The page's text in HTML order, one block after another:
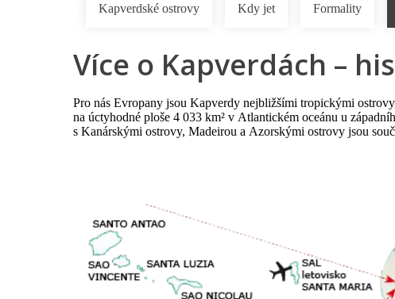
Kapverdské ostrovy Kdy jet Formality
Více o Kapverdách –
Pro nás Evropany jsou Kapverdy nejbližšími tropickými
na úctyhodné ploše 4 033 km² v Atlantickém oceánu u
s Kanárskými ostrovy, Madeirou a Azorskými ostrovy jsou